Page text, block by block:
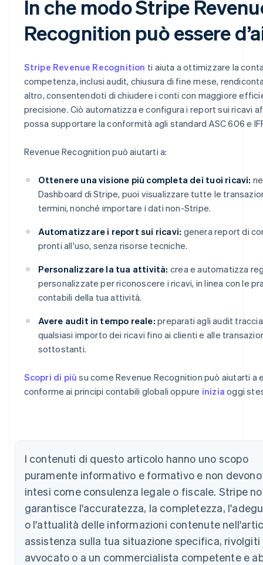
In che modo Stripe
Recognition può essere
Stripe Revenue Recognition ti aiuta a ottimizzare la
competenza, inclusi audit, chiusura di fine mese,
altro, consentendoti di chiudere i conti con maggiore
precisione. Ciò automatizza e configura i report sui ricavi
possa supportare la conformità agli standard ASC 606 e
Revenue Recognition può aiutarti a:
Ottenere una visione più completa dei tuoi ricavi:
Dashboard di Stripe, puoi visualizzare tutte le
termini, nonché importare i dati non-Stripe.
Automatizzare i report sui ricavi: genera report di
pronti all'uso, senza risorse tecniche.
Personalizzare la tua attività: crea e automatizza
personalizzate per riconoscere i ricavi, in linea con le
contabili della tua attività.
Avere audit in tempo reale: preparati agli audit
qualsiasi importo dei ricavi fino ai clienti e alle
sottostanti.
Scopri di più su come Revenue Recognition può aiutarti a
conforme ai principi contabili globali oppure inizia oggi
I contenuti di questo articolo hanno uno scopo
puramente informativo e formativo e non
intesi come consulenza legale o fiscale. Stripe
garantisce l'accuratezza, la completezza,
o l'attualità delle informazioni contenute
assistenza sulla tua situazione specifica, rivolgiti
avvocato o a un commercialista competente e
DeutschEnglish
Belgio
Nederlands FrançaisDeutsch English
Brasile
Português English
English
Canada
English Français
Cina continentale
简体中文English